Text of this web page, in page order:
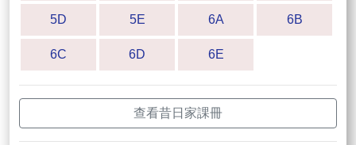
5D 5E 6A 6B
6C 6D 6E
查看昔日家課冊